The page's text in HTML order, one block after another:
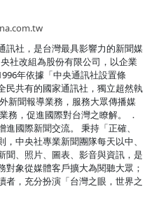
訊社，是台灣最具影響力的新聞媒
社改組為股份有限公司，以企業
年依據「中央通訊社設置條
民共有的國家通訊社，獨立超然執
新聞報導業務，服務大眾傳播媒
務，促進國際對台灣之瞭解。 ．
國際新聞交流。 秉持「正確、
中央社專業新聞團隊每天以中、
聞、照片、圖表、影音與資訊，是
對象從媒體客戶擴大為閱聽大眾；
者，充分扮演「台灣之眼，世界之